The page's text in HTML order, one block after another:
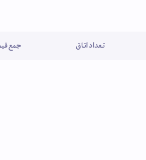
تعداد اتاق جمع